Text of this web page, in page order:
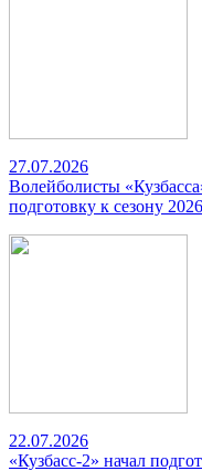
27.07.2026
Волейболисты
подготовку к сезону
22.07.2026
«Кузбасс-2» начал